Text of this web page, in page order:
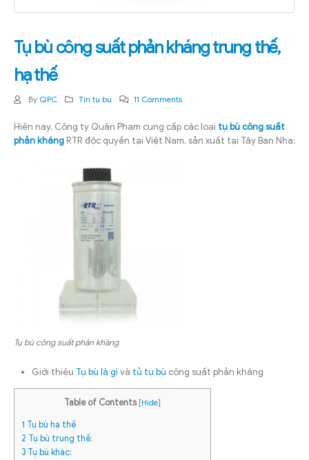
Tụ bù công suất phản kháng trung thế,
hạ thế
By QPC Tin tụ bù 11 Comments
Hiện nay, Công ty Quân Phạm cung cấp các loại tụ bù công suất
phản kháng RTR độc quyền tại Việt Nam, sản xuất tại Tây Ban Nha:
Tụ bù công suất phản kháng
Giới thiệu Tụ bù là gì và tủ tụ bù công suất phản kháng
Table of Contents [Hide]
1 Tụ bù hạ thế
2 Tụ bù trung thế:
3 Tụ bù khác: